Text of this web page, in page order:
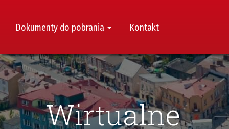
Dokumenty do pobrania Kontakt
Wirtualne